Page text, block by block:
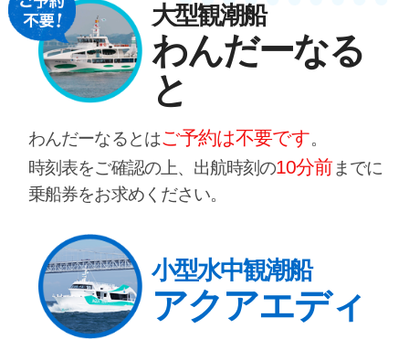
大型観潮船
わんだーなる
と
わんだーなるとはご予約は不要です。
時刻表をご確認の上、出航時刻の10分前 までに
乗船券をお求めください。
小型水中観潮船
アクアエディ